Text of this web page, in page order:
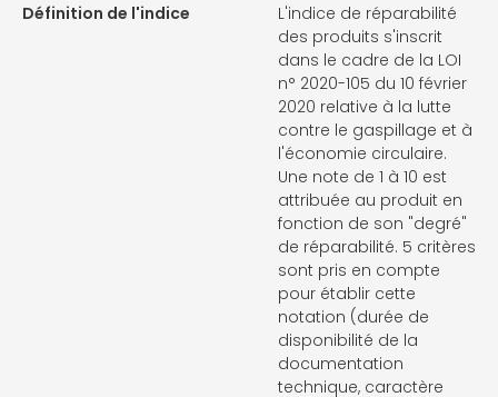
Définition de l'indice
L'indice de réparabilité
des produits s'inscrit
dans le cadre de la LOI
n° 2020-105 du 10 février
2020 relative à la lutte
contre le gaspillage et à
l'économie circulaire.
Une note de 1 à 10 est
attribuée au produit en
fonction de son "degré"
de réparabilité. 5 critères
sont pris en compte
pour établir cette
notation (durée de
disponibilité de la
documentation
technique, caractère